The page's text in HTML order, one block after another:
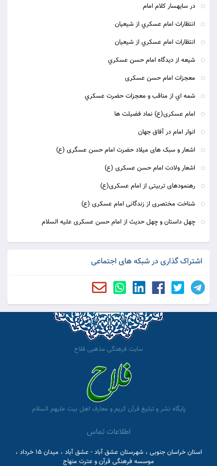
در سايه‏سار کلام امام
انتظارات امام عسکري از شيعيان
انتظارات امام عسکري از شيعيان
شيعه از ديدگاه امام حسن عسکري
معجزات امام حسن عسکری
شمه اي از مناقب و معجزات حضرت عسکري
امام عسکری(ع) نماد فضیلت ها
انوار امام در آفاق جهان
اشعار و سبک های میلاد حضرت امام حسن عسگری (ع)
اشعار ولادت امام حسن عسکری (ع)
رهنمودهای تربیتی از امام عسکری(ع)
شناخت مختصرى از زندگانى امام عسكرى (ع)
چهل داستان و چهل حديث از امام حسن عسكرى عليه السلام
اشتراک گذاری در شبکه های اجتماعی
سایت فرهنگی مذهبی فلاح
پایگاه نشر و تبلیغ قرآن کریم و معارف اهل بیت علیهم السلام
اطلاعات تماس
استان خراسان جنوبی ، شهرستان عشق آباد - عشق آباد ، میدان 15 خرداد ،
موسسه فرهنگی قرآن و عترت منهاج